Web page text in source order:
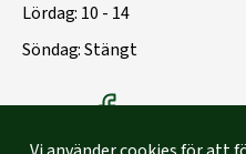
Lördag: 10 - 14
Söndag: Stängt
Träbolagets Facebook